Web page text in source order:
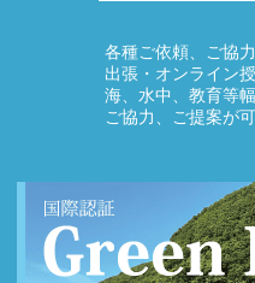
各種ご依頼、ご協力
出張・オンライン
海、水中、教育等
ご協力、ご提案が可